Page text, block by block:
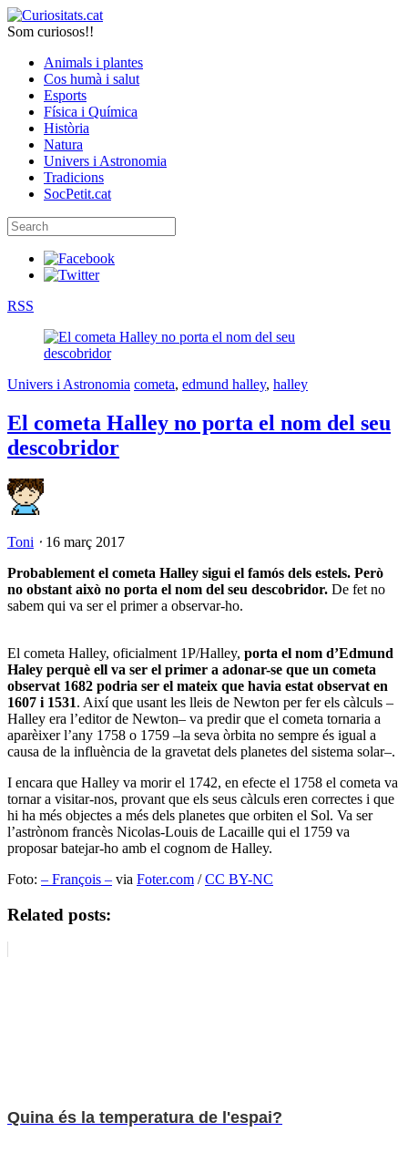
Som curiosos!!
Animals i plantes
Cos humà i salut
Esports
Física i Química
Història
Natura
Univers i Astronomia
Tradicions
SocPetit.cat
RSS
Univers i Astronomia cometa, edmund halley, halley
El cometa Halley no porta el nom del seu
descobridor
Toni ⋅ 16 març 2017
Probablement el cometa Halley sigui el famós dels estels. Però
no obstant això no porta el nom del seu descobridor. De fet no
sabem qui va ser el primer a observar-ho.
El cometa Halley, oficialment 1P/Halley, porta el nom d’Edmund
Haley perquè ell va ser el primer a adonar-se que un cometa
observat 1682 podria ser el mateix que havia estat observat en
1607 i 1531. Així que usant les lleis de Newton per fer els càlculs –
Halley era l’editor de Newton– va predir que el cometa tornaria a
aparèixer l’any 1758 o 1759 –la seva òrbita no sempre és igual a
causa de la influència de la gravetat dels planetes del sistema solar–.
I encara que Halley va morir el 1742, en efecte el 1758 el cometa va
tornar a visitar-nos, provant que els seus càlculs eren correctes i que
hi ha més objectes a més dels planetes que orbiten el Sol. Va ser
l’astrònom francès Nicolas-Louis de Lacaille qui el 1759 va
proposar batejar-ho amb el cognom de Halley.
Foto: – François – via Foter.com /CC BY-NC
Related posts:
Quina és la temperatura de l'espai?